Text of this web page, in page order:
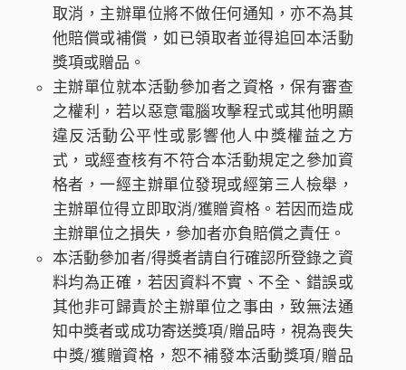
取消，主辦單位將不做任何通知，亦不為其
他賠償或補償，如已領取者並得追回本活動
獎項或贈品。
主辦單位就本活動參加者之資格，保有審查
之權利，若以惡意電腦攻擊程式或其他明顯
違反活動公平性或影響他人中獎權益之方
式，或經查核有不符合本活動規定之參加資
格者，一經主辦單位發現或經第三人檢舉，
主辦單位得立即取消/獲贈資格。若因而造成
主辦單位之損失，參加者亦負賠償之責任。
本活動參加者/得獎者請自行確認所登錄之資
料均為正確，若因資料不實、不全、錯誤或
其他非可歸責於主辦單位之事由，致無法通
知中獎者或成功寄送獎項/贈品時，視為喪失
中獎/獲贈資格，恕不補發本活動獎項/贈品